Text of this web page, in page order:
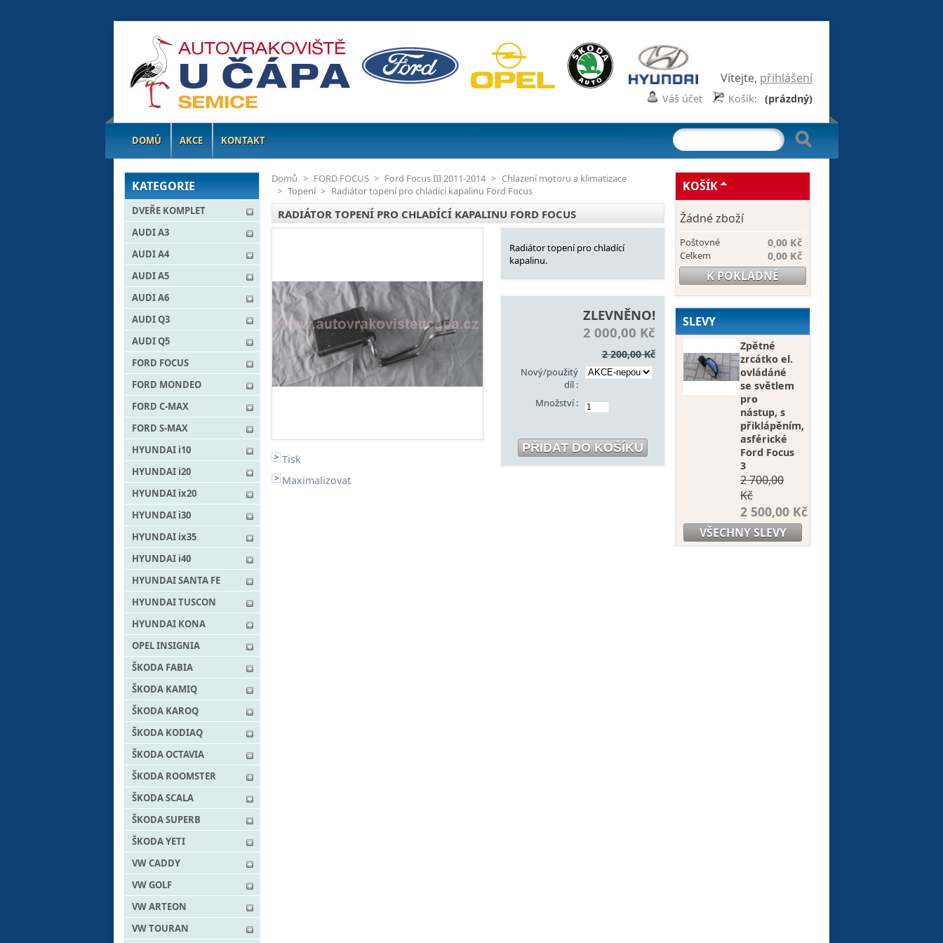
Vítejte, přihlášení
Košík: (prázdný)
Váš účet
DOMŮ AKCE KONTAKT
KATEGORIE
DVEŘE KOMPLET
AUDI A3
AUDI A4
AUDI A5
AUDI A6
AUDI Q3
AUDI Q5
FORD FOCUS
FORD MONDEO
FORD C-MAX
FORD S-MAX
HYUNDAI i10
HYUNDAI i20
HYUNDAI ix20
HYUNDAI i30
HYUNDAI ix35
HYUNDAI i40
HYUNDAI SANTA FE
HYUNDAI TUSCON
HYUNDAI KONA
OPEL INSIGNIA
ŠKODA FABIA
ŠKODA KAMIQ
ŠKODA KAROQ
ŠKODA KODIAQ
ŠKODA OCTAVIA
ŠKODA ROOMSTER
ŠKODA SCALA
ŠKODA SUPERB
ŠKODA YETI
VW CADDY
VW GOLF
VW ARTEON
VW TOURAN
Domů > FORD FOCUS > Ford Focus III 2011-2014 > Chlazení motoru a klimatizace
> Topení > Radiátor topení pro chladící kapalinu Ford Focus
RADIÁTOR TOPENÍ PRO CHLADÍCÍ KAPALINU FORD FOCUS
Tisk
Maximalizovat
Radiátor topení pro chladící
kapalinu.
ZLEVNĚNO!
2 000,00 Kč
2 200,00 Kč
Nový/použitý
díl :
Množství :
KOŠÍK
Žádné zboží
Poštovné 0,00 Kč
Celkem 0,00 Kč
K POKLADNĚ
SLEVY
Zpětné
zrcátko el.
ovládáné
se světlem
pro
nástup, s
přiklápěním,
asférické
Ford Focus
3
2 700,00
Kč
2 500,00 Kč
VŠECHNY SLEVY